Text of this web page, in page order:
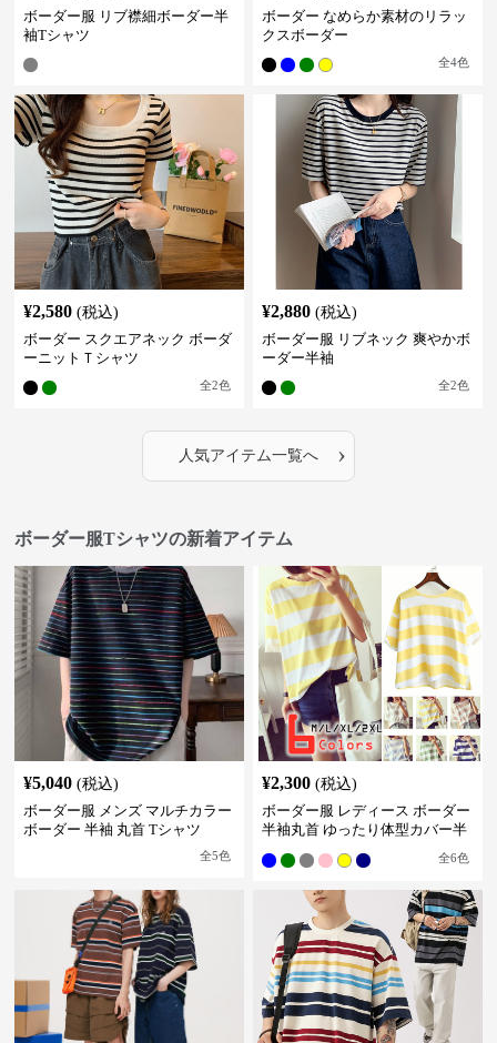
ボーダー服 リブ襟細ボーダー半
袖Tシャツ
ボーダー なめらか素材のリラッ
クスボーダー
全4色
¥2,580 (税込)
ボーダー スクエアネック ボーダ
ーニットＴシャツ
全2色
¥2,880 (税込)
ボーダー服 リブネック 爽やかボ
ーダー半袖
全2色
人気アイテム一覧へ ›
ボーダー服Tシャツの新着アイテム
¥5,040 (税込)
ボーダー服 メンズ マルチカラー
ボーダー 半袖 丸首 Tシャツ
全5色
¥2,300 (税込)
ボーダー服 レディース ボーダー
半袖丸首 ゆったり体型カバー半
全6色